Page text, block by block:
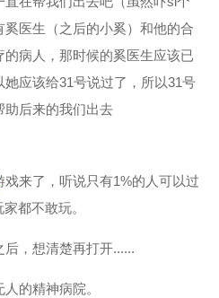
奚医生（之后的小奚）和他的合
病人，那时候的奚医生应该已
应该给31号说过了，所以31号
助后来的我们出去
戏来了，听说只有1%的人可以过
都不敢玩。
后，想清楚再打开......
的精神病院。